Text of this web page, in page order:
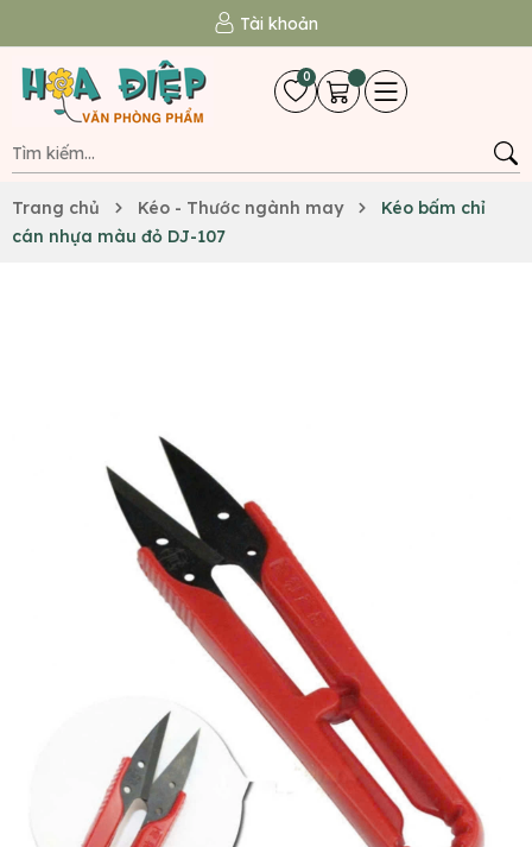
Tài khoản
0
Trang chủ Kéo - Thước ngành may
Kéo bấm chỉ
cán nhựa màu đỏ DJ-107